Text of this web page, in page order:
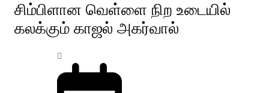
சிம்பிளான வெள்ளை நிற உடையில்
கலக்கும் காஜல் அகர்வால்